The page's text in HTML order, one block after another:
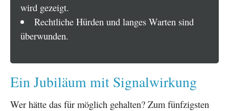
wird gezeigt.
Rechtliche Hürden und langes Warten sind
überwunden.
Ein Jubiläum mit Signalwirkung
Wer hätte das für möglich gehalten? Zum fünfzigsten